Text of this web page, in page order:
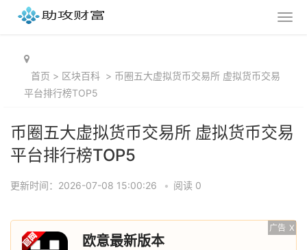
首页 > 区块百科 > 币圈五大虚拟货币交易所 虚拟货币交易
平台排行榜TOP5
币圈五大虚拟货币交易所 虚拟货币交易
平台排行榜TOP5
更新时间：2026-07-08 15:00:26 • 阅读 0
广告 X
欧意最新版本